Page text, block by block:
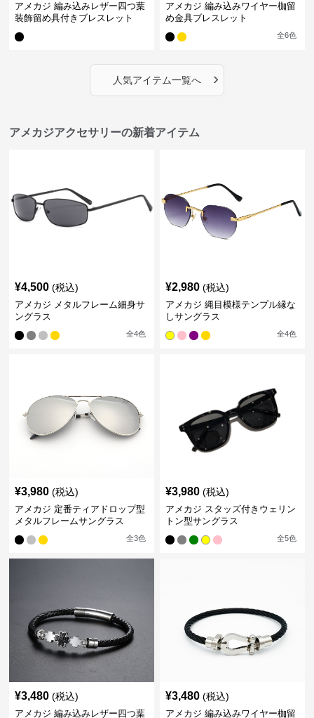
アメカジ 編み込みレザー四つ葉
装飾留め具付きブレスレット
アメカジ 編み込みワイヤー枷留
め金具ブレスレット
全6色
人気アイテム一覧へ ›
アメカジアクセサリーの新着アイテム
¥4,500 (税込)
アメカジ メタルフレーム細身サ
ングラス
全4色
¥2,980 (税込)
アメカジ 縄目模様テンプル縁な
しサングラス
全4色
¥3,980 (税込)
アメカジ 定番ティアドロップ型
メタルフレームサングラス
全3色
¥3,980 (税込)
アメカジ スタッズ付きウェリン
トン型サングラス
全5色
¥3,480 (税込)
アメカジ 編み込みレザー四つ葉
¥3,480 (税込)
アメカジ 編み込みワイヤー枷留